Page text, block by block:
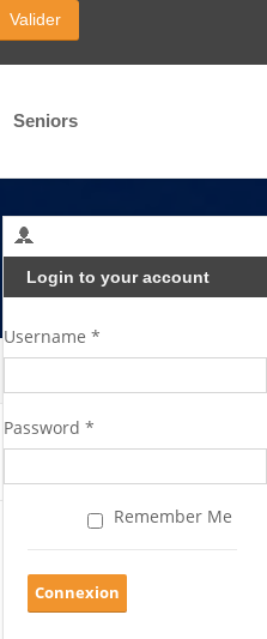
Valider
Seniors
Login to your account
Username *
Password *
Remember Me